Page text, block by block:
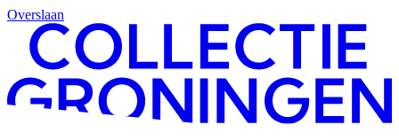
Overslaan